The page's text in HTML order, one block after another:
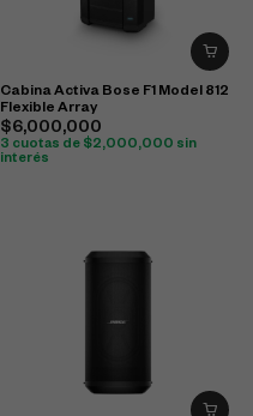
Cabina Activa Bose F1 Model 812
Flexible Array
$6,000,000
3 cuotas de $2,000,000 sin
interés